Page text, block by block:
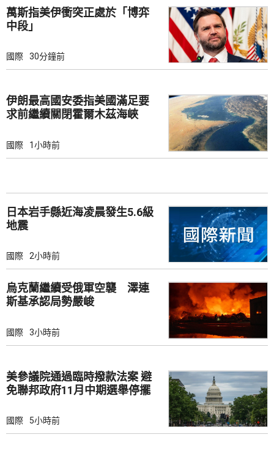
萬斯指美伊衝突正處於「博弈
中段」
國際 30分鐘前
伊朗最高國安委指美國滿足要
求前繼續關閉霍爾木茲海峽
國際 1小時前
日本岩手縣近海凌晨發生5.6級
地震
國際 2小時前
烏克蘭繼續受俄軍空襲 澤連
斯基承認局勢嚴峻
國際 3小時前
美參議院通過臨時撥款法案 避
免聯邦政府11月中期選舉停擺
國際 5小時前